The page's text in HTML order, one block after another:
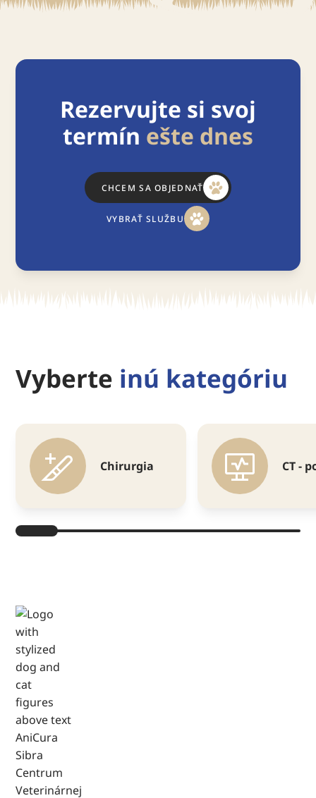
Rezervujte si svoj
termín ešte dnes
CHCEM SA OBJEDNAŤ
VYBRAŤ SLUŽBU
Vyberte inú kategóriu
Chirurgia CT -